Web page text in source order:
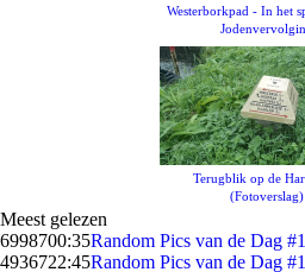
Westerborkpad - In het
Terugblik op de
(Fotoverslag)
Meest gelezen
6998700:35Random Pics van de Dag
4936722:45Random Pics van de Dag